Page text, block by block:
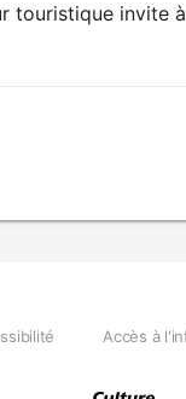
touristique invite
Accès à